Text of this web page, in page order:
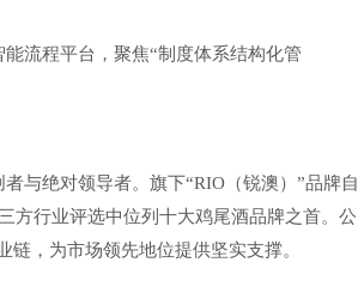
流程平台，聚焦“制度体系结构化管
与绝对领导者。旗下“RIO（锐澳）”品牌自
方行业评选中位列十大鸡尾酒品牌之首。公
，为市场领先地位提供坚实支撑。